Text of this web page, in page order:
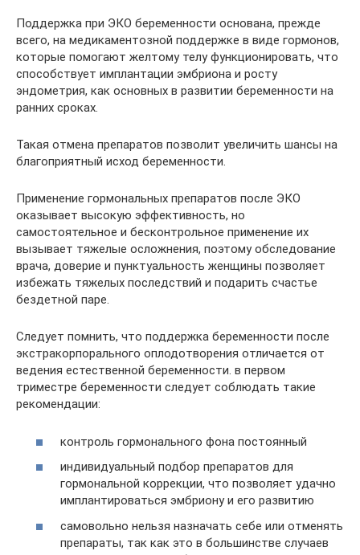
Поддержка при ЭКО беременности основана, прежде
всего, на медикаментозной поддержке в виде гормонов,
которые помогают желтому телу функционировать, что
способствует имплантации эмбриона и росту
эндометрия, как основных в развитии беременности на
ранних сроках.
Такая отмена препаратов позволит увеличить шансы на
благоприятный исход беременности.
Применение гормональных препаратов после ЭКО
оказывает высокую эффективность, но
самостоятельное и бесконтрольное применение их
вызывает тяжелые осложнения, поэтому обследование
врача, доверие и пунктуальность женщины позволяет
избежать тяжелых последствий и подарить счастье
бездетной паре.
Следует помнить, что поддержка беременности после
экстракорпорального оплодотворения отличается от
ведения естественной беременности. в первом
триместре беременности следует соблюдать такие
рекомендации:
контроль гормонального фона постоянный
индивидуальный подбор препаратов для
гормональной коррекции, что позволяет удачно
имплантироваться эмбриону и его развитию
самовольно нельзя назначать себе или отменять
препараты, так как это в большинстве случаев